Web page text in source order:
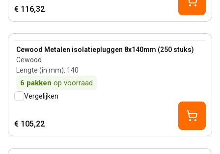
€ 116,32
Cewood Metalen isolatiepluggen 8x140mm (250 stuks)
Cewood
Lengte (in mm): 140
6 pakken op voorraad
View product
Vergelijken
€ 105,22